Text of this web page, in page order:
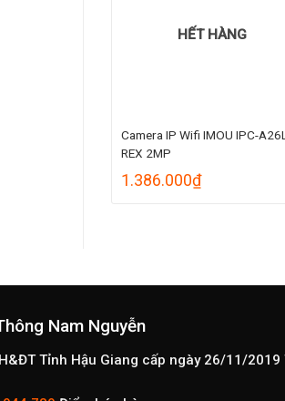
HẾT HÀNG
Camera IP Wifi IMOU IPC-
REX 2MP
1.386.000₫
Nam Nguyễn
Tỉnh Hậu Giang cấp ngày 26/11/2019